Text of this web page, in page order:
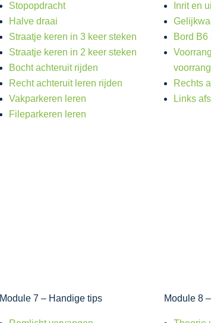
Stopopdracht
Halve draai
Straatje keren in 3 keer steken
Straatje keren in 2 keer steken
Bocht achteruit rijden
Recht achteruit leren rijden
Vakparkeren leren
Fileparkeren leren
Inrit en
Bord B6
Rechts
Links
Module 7 – Handige tips Module 8